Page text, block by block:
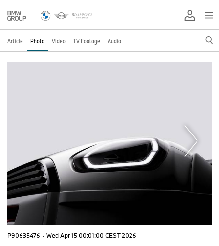
Article Photo Video TV Footage Audio
P90635476 · Wed Apr 15 00:01:00 CEST 2026